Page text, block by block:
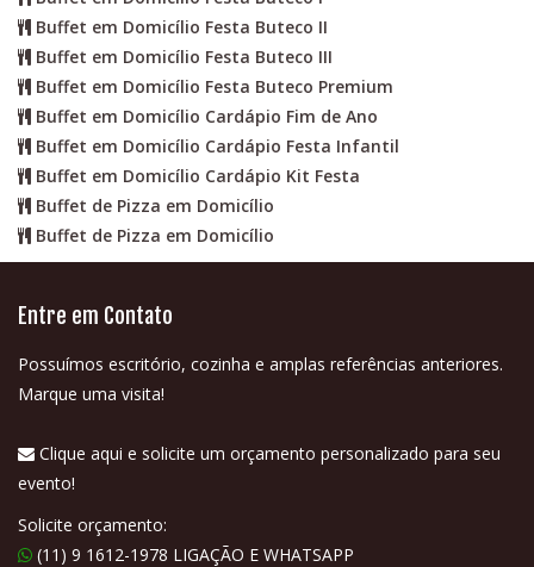
Buffet em Domicílio Festa Buteco II
Buffet em Domicílio Festa Buteco III
Buffet em Domicílio Festa Buteco Premium
Buffet em Domicílio Cardápio Fim de Ano
Buffet em Domicílio Cardápio Festa Infantil
Buffet em Domicílio Cardápio Kit Festa
Buffet de Pizza em Domicílio
Buffet de Pizza em Domicílio
Entre em Contato
Possuímos escritório, cozinha e amplas referências anteriores.
Marque uma visita!
Clique aqui e solicite um orçamento personalizado para seu
evento!
Solicite orçamento:
(11) 9 1612-1978 LIGAÇÃO E WHATSAPP